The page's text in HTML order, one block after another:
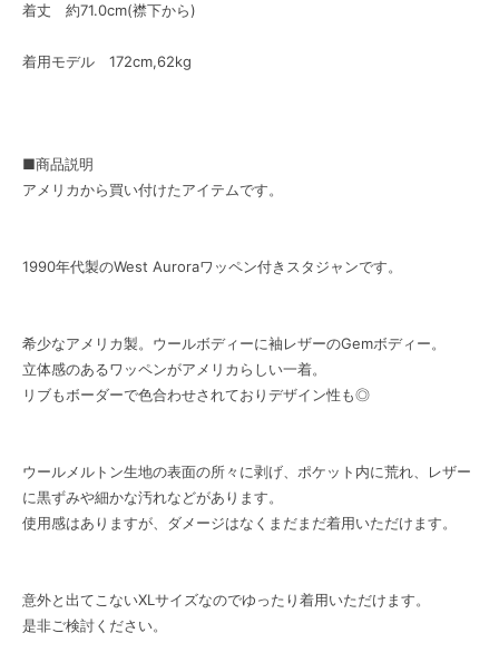
着丈 約71.0cm(襟下から)
着用モデル 172cm,62kg
■商品説明
アメリカから買い付けたアイテムです。
1990年代製のWest Auroraワッペン付きスタジャンです。
希少なアメリカ製。ウールボディーに袖レザーのGemボディー。
立体感のあるワッペンがアメリカらしい一着。
リブもボーダーで色合わせされておりデザイン性も◎
ウールメルトン生地の表面の所々に剥げ、ポケット内に荒れ、レザー
に黒ずみや細かな汚れなどがあります。
使用感はありますが、ダメージはなくまだまだ着用いただけます。
意外と出てこないXLサイズなのでゆったり着用いただけます。
是非ご検討ください。